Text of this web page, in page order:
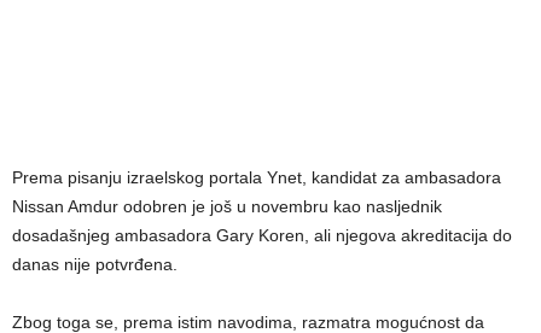
Prema pisanju izraelskog portala Ynet, kandidat za ambasadora
Nissan Amdur odobren je još u novembru kao nasljednik
dosadašnjeg ambasadora Gary Koren, ali njegova akreditacija do
danas nije potvrđena.
Zbog toga se, prema istim navodima, razmatra mogućnost da